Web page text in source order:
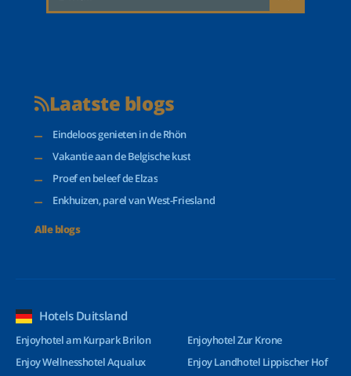
Laatste blogs
Eindeloos genieten in de Rhön
Vakantie aan de Belgische kust
Proef en beleef de Elzas
Enkhuizen, parel van West-Friesland
Alle blogs
Hotels Duitsland
Enjoyhotel am Kurpark Brilon
Enjoy Wellnesshotel Aqualux
Enjoyhotel Zur Krone
Enjoy Landhotel Lippischer Hof